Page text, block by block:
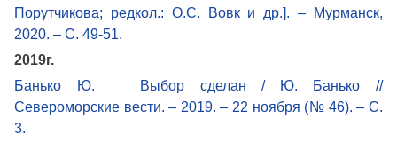
Порутчикова; редкол.: О.С. Вовк и др.]. – Мурманск,
2020. – С. 49-51.
2019г.
Банько Ю. Выбор сделан / Ю. Банько //
Североморские вести. – 2019. – 22 ноября (№ 46). – С.
3.